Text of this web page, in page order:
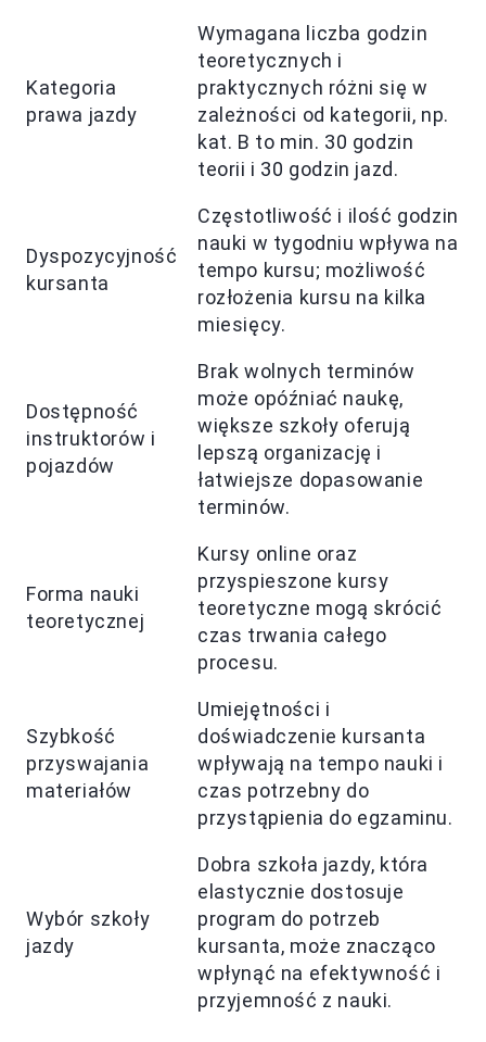
Kategoria
prawa jazdy
Wymagana liczba godzin
teoretycznych i
praktycznych różni się w
zależności od kategorii, np.
kat. B to min. 30 godzin
teorii i 30 godzin jazd.
Dyspozycyjność
kursanta
Częstotliwość i ilość godzin
nauki w tygodniu wpływa na
tempo kursu; możliwość
rozłożenia kursu na kilka
miesięcy.
Dostępność
instruktorów i
pojazdów
Brak wolnych terminów
może opóźniać naukę,
większe szkoły oferują
lepszą organizację i
łatwiejsze dopasowanie
terminów.
Forma nauki
teoretycznej
Kursy online oraz
przyspieszone kursy
teoretyczne mogą skrócić
czas trwania całego
procesu.
Szybkość
przyswajania
materiałów
Umiejętności i
doświadczenie kursanta
wpływają na tempo nauki i
czas potrzebny do
przystąpienia do egzaminu.
Wybór szkoły
jazdy
Dobra szkoła jazdy, która
elastycznie dostosuje
program do potrzeb
kursanta, może znacząco
wpłynąć na efektywność i
przyjemność z nauki.